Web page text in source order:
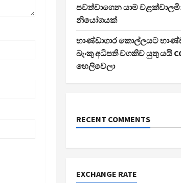
පවත්වාගෙන යාම
නියෝගයක්
භාණ්ඩාගාර කොල්ලයට
බැංකු අධිපති වගකිව යුතු යයි
හෙලිවෙලා
RECENT COMMENTS
EXCHANGE RATE